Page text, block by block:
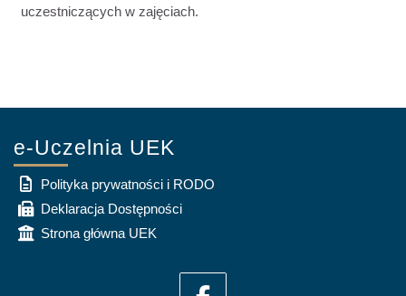
uczestniczących w zajęciach.
e-Uczelnia UEK
Polityka prywatności i RODO
Deklaracja Dostępności
Strona główna UEK